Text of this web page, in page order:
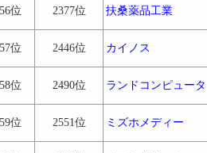
56位 2377位 扶桑薬品工業
57位 2446位 カイノス
58位 2490位 ランドコンピュータ
59位 2551位 ミズホメディー